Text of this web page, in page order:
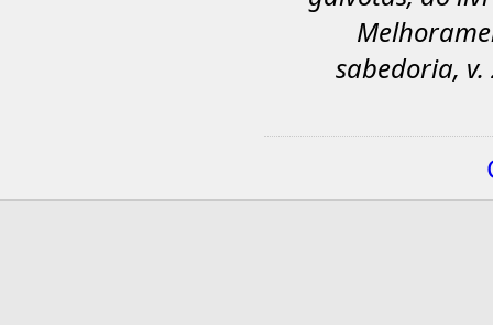
sabedoria,